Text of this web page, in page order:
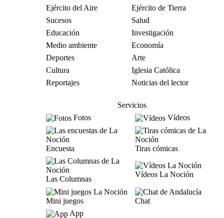
Ejército del Aire
Ejército de Tierra
Sucesos
Salud
Educación
Investigación
Medio ambiente
Economía
Deportes
Arte
Cultura
Iglesia Católica
Reportajes
Noticias del lector
Servicios
Fotos
Vídeos
Encuesta Tiras cómicas
Las Columnas
Vídeos La Noción
Mini juegos
Chat
App